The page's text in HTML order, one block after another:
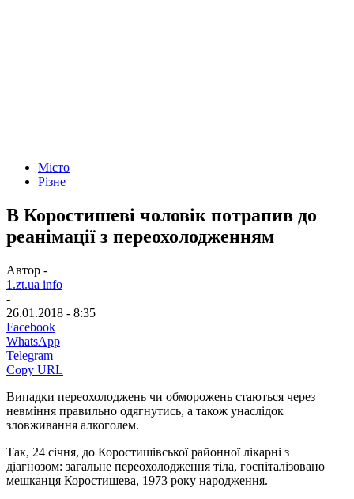
Місто
Різне
В Коростишеві чоловік потрапив до
реанімації з переохолодженням
Автор -
1.zt.ua info
-
26.01.2018 - 8:35
Facebook
WhatsApp
Telegram
Copy URL
Випадки переохолоджень чи обморожень стаються через
невміння правильно одягнутись, а також унаслідок
зловживання алкоголем.
Так, 24 січня, до Коростишівської районної лікарні з
діагнозом: загальне переохолодження тіла, госпіталізовано
мешканця Коростишева, 1973 року народження.